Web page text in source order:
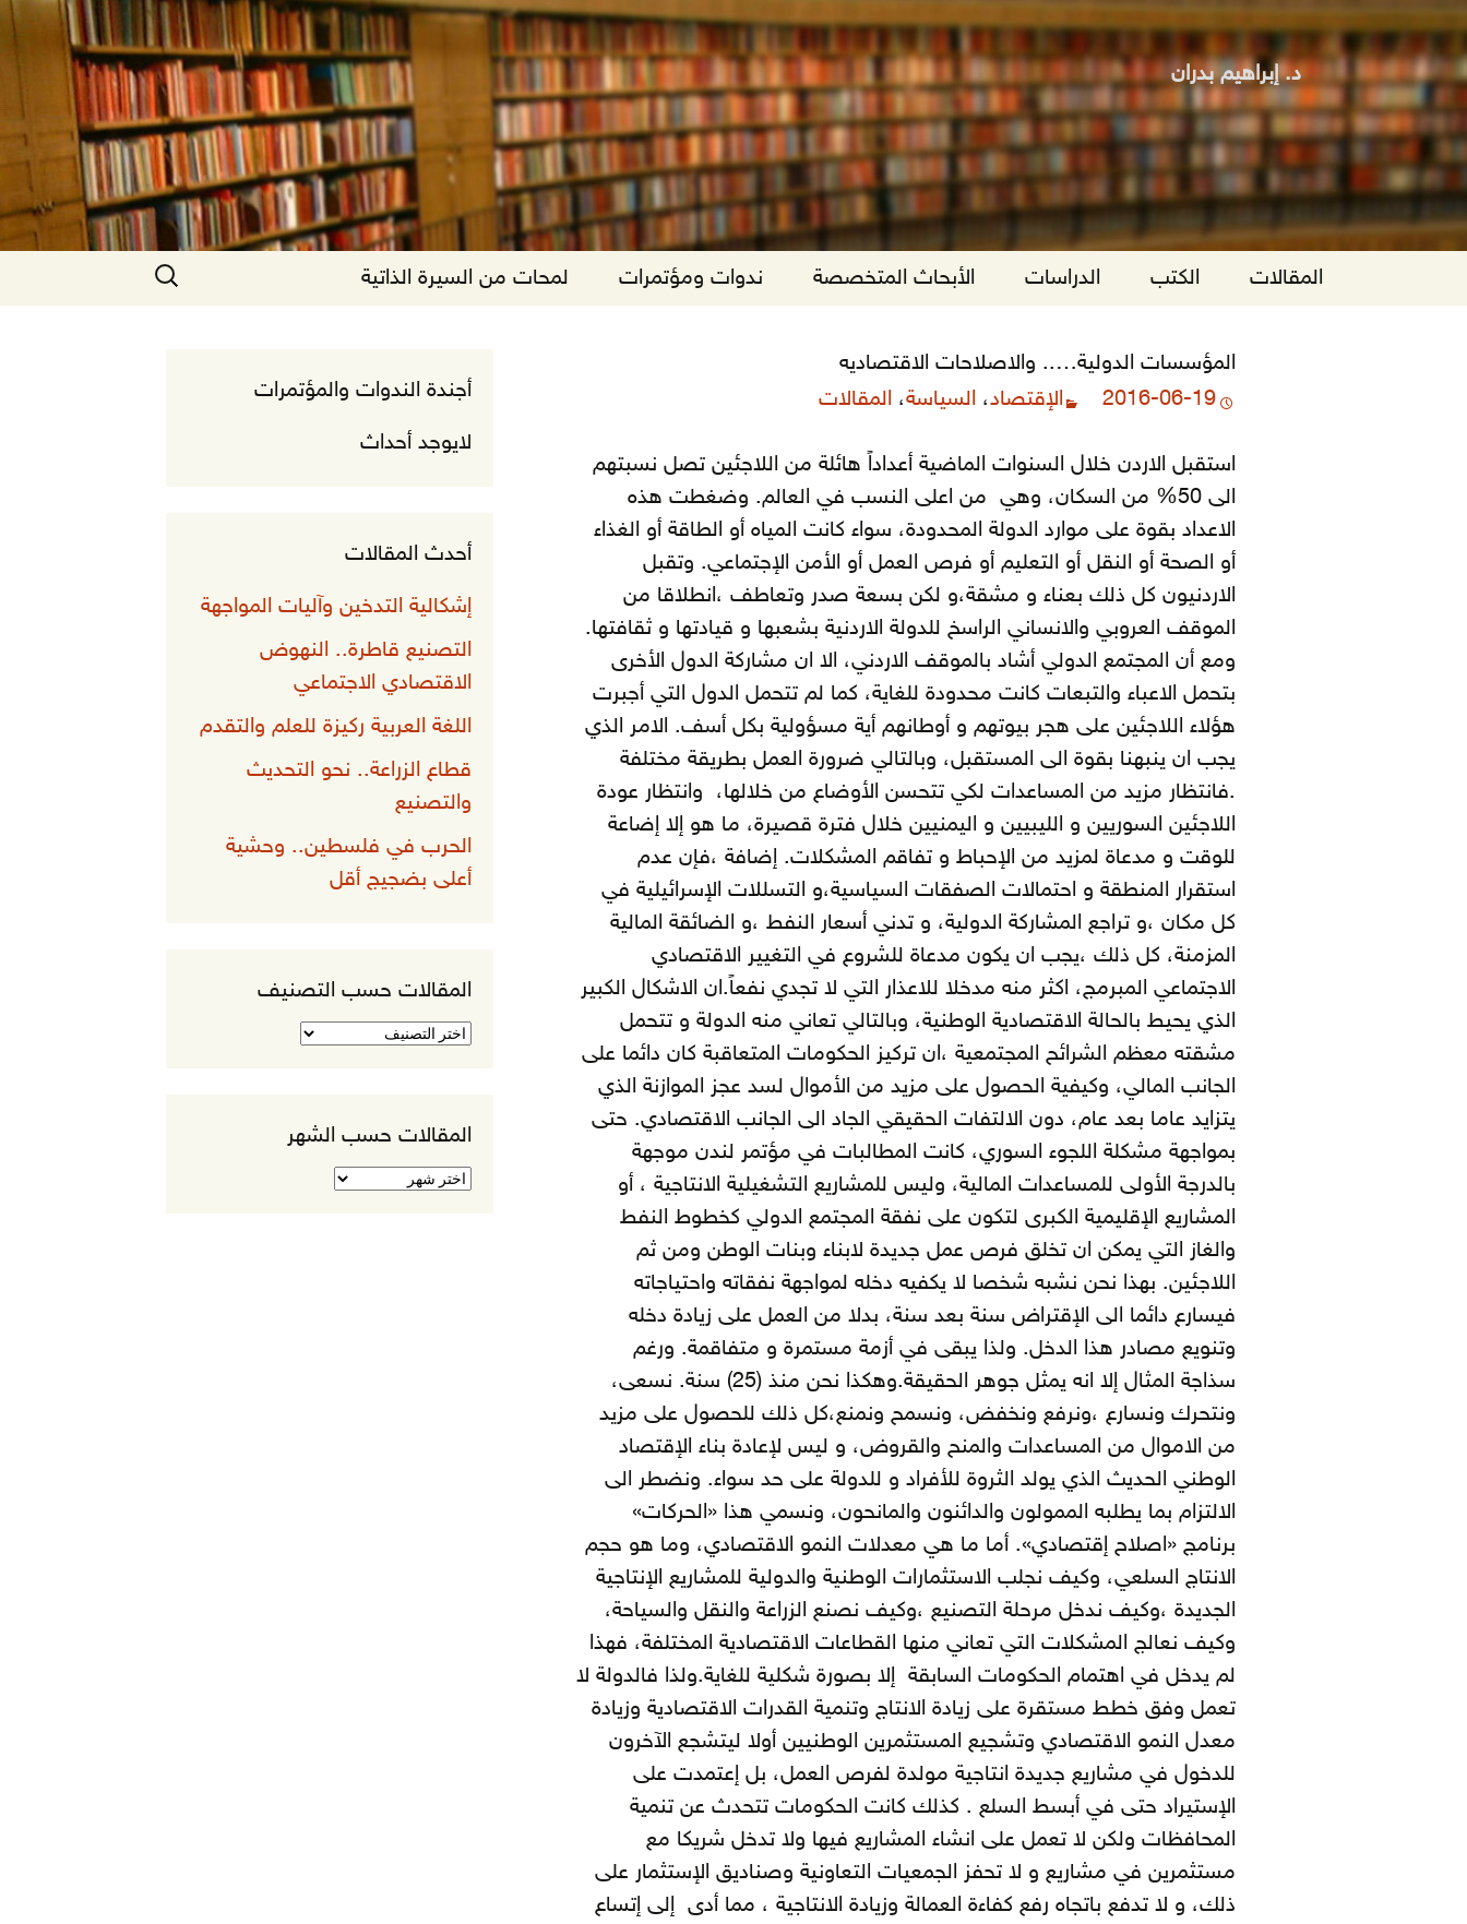
د. إبراهيم بدران
انتقل
إلى
المقالات الكتب الدراسات الأبحاث المتخصصة ندوات ومؤتمرات لمحات من السيرة الذاتية
البحث
عن:
المؤسسات الدولية….. والاصلاحات الاقتصاديه
2016-06-19
الإقتصاد، السياسة، المقالات
‎استقبل الاردن خلال السنوات الماضية أعداداً هائلة من اللاجئين تصل نسبتهم
الى 50% من السكان، وهي من اعلى النسب في العالم. وضغطت هذه
الاعداد بقوة على موارد الدولة المحدودة، سواء كانت المياه أو الطاقة أو الغذاء
أو الصحة أو النقل أو التعليم أو فرص العمل أو الأمن الإجتماعي. وتقبل
الاردنيون كل ذلك بعناء و مشقة،و لكن بسعة صدر وتعاطف ،انطلاقا من
الموقف العروبي والانساني الراسخ للدولة الاردنية بشعبها و قيادتها و ثقافتها.
ومع أن المجتمع الدولي أشاد بالموقف الاردني، الا ان مشاركة الدول الأخرى
بتحمل الاعباء والتبعات كانت محدودة للغاية، كما لم تتحمل الدول التي أجبرت
هؤلاء اللاجئين على هجر بيوتهم و أوطانهم أية مسؤولية بكل أسف. الامر الذي
يجب ان ينبهنا بقوة الى المستقبل، وبالتالي ضرورة العمل بطريقة مختلفة
.فانتظار مزيد من المساعدات لكي تتحسن الأوضاع من خلالها، وانتظار عودة
اللاجئين السوريين و الليبيين و اليمنيين خلال فترة قصيرة، ما هو إلا إضاعة
للوقت و مدعاة لمزيد من الإحباط و تفاقم المشكلات. إضافة ،فإن عدم
استقرار المنطقة و احتمالات الصفقات السياسية،و التسللات الإسرائيلية في
كل مكان ،و تراجع المشاركة الدولية، و تدني أسعار النفط ،و الضائقة المالية
المزمنة، كل ذلك ،يجب ان يكون مدعاة للشروع في التغيير الاقتصادي
الاجتماعي المبرمج، اكثر منه مدخلا للاعذار التي لا تجدي نفعاً. ان الاشكال الكبير
الذي يحيط بالحالة الاقتصادية الوطنية، وبالتالي تعاني منه الدولة و تتحمل
مشقته معظم الشرائح المجتمعية ،ان تركيز الحكومات المتعاقبة كان دائما على
الجانب المالي، وكيفية الحصول على مزيد من الأموال لسد عجز الموازنة الذي
يتزايد عاما بعد عام، دون الالتفات الحقيقي الجاد الى الجانب الاقتصادي. حتى
بمواجهة مشكلة اللجوء السوري، كانت المطالبات في مؤتمر لندن موجهة
بالدرجة الأولى للمساعدات المالية، وليس للمشاريع التشغيلية الانتاجية ، أو
المشاريع الإقليمية الكبرى لتكون على نفقة المجتمع الدولي كخطوط النفط
والغاز التي يمكن ان تخلق فرص عمل جديدة لابناء وبنات الوطن ومن ثم
اللاجئين. بهذا نحن نشبه شخصا لا يكفيه دخله لمواجهة نفقاته واحتياجاته
فيسارع دائما الى الإقتراض سنة بعد سنة، بدلا من العمل على زيادة دخله
وتنويع مصادر هذا الدخل. ولذا يبقى في أزمة مستمرة و متفاقمة. ورغم
سذاجة المثال إلا انه يمثل جوهر الحقيقة. وهكذا نحن منذ (25) سنة. نسعى،
ونتحرك ونسارع ،ونرفع ونخفض، ونسمح ونمنع،كل ذلك للحصول على مزيد
من الاموال من المساعدات والمنح والقروض، و ليس لإعادة بناء الإقتصاد
الوطني الحديث الذي يولد الثروة للأفراد و للدولة على حد سواء. ونضطر الى
الالتزام بما يطلبه الممولون والدائنون والمانحون، ونسمي هذا «الحركات»
برنامج «اصلاح إقتصادي». أما ما هي معدلات النمو الاقتصادي، وما هو حجم
الانتاج السلعي، وكيف نجلب الاستثمارات الوطنية والدولية للمشاريع الإنتاجية
الجديدة ،وكيف ندخل مرحلة التصنيع ،وكيف نصنع الزراعة والنقل والسياحة،
وكيف نعالج المشكلات التي تعاني منها القطاعات الاقتصادية المختلفة، فهذا
لم يدخل في اهتمام الحكومات السابقة إلا بصورة شكلية للغاية.ولذا فالدولة لا
تعمل وفق خطط مستقرة على زيادة الانتاج وتنمية القدرات الاقتصادية وزيادة
معدل النمو الاقتصادي وتشجيع المستثمرين الوطنيين أولا ليتشجع الآخرون
للدخول في مشاريع جديدة انتاجية مولدة لفرص العمل، بل إعتمدت على
الإستيراد حتى في أبسط السلع . كذلك كانت الحكومات تتحدث عن تنمية
المحافظات ولكن لا تعمل على انشاء المشاريع فيها ولا تدخل شريكا مع
مستثمرين في مشاريع و لا تحفز الجمعيات التعاونية وصناديق الإستثمار على
ذلك، و لا تدفع باتجاه رفع كفاءة العمالة وزيادة الانتاجية ، مما أدى إلى إتساع
أجندة الندوات والمؤتمرات
لايوجد أحداث
أحدث المقالات
إشكالية التدخين وآليات المواجهة
التصنيع قاطرة.. النهوض
الاقتصادي الاجتماعي
اللغة العربية ركيزة للعلم والتقدم
قطاع الزراعة.. نحو التحديث
والتصنيع
الحرب في فلسطين.. وحشية
أعلى بضجيج أقل
المقالات حسب التصنيف
المقالات
المقالات حسب الشهر
المقالات